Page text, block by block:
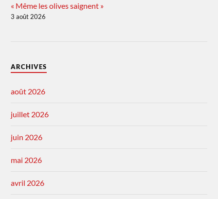
« Même les olives saignent »
3 août 2026
ARCHIVES
août 2026
juillet 2026
juin 2026
mai 2026
avril 2026